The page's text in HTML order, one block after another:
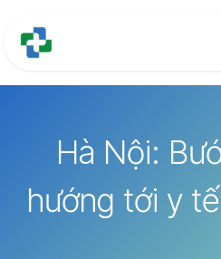
Hà Nội:
hướng tới y